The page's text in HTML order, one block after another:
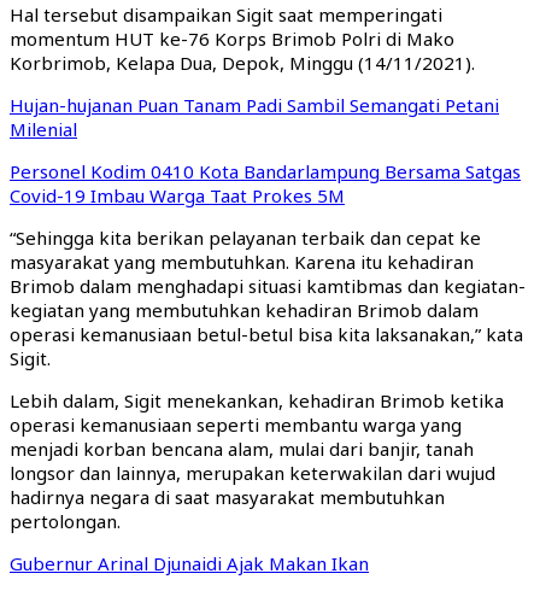
Hal tersebut disampaikan Sigit saat memperingati
momentum HUT ke-76 Korps Brimob Polri di Mako
Korbrimob, Kelapa Dua, Depok, Minggu (14/11/2021).
Hujan-hujanan Puan Tanam Padi Sambil Semangati Petani
Milenial
Personel Kodim 0410 Kota Bandarlampung Bersama Satgas
Covid-19 Imbau Warga Taat Prokes 5M
“Sehingga kita berikan pelayanan terbaik dan cepat ke
masyarakat yang membutuhkan. Karena itu kehadiran
Brimob dalam menghadapi situasi kamtibmas dan kegiatan-
kegiatan yang membutuhkan kehadiran Brimob dalam
operasi kemanusiaan betul-betul bisa kita laksanakan,” kata
Sigit.
Lebih dalam, Sigit menekankan, kehadiran Brimob ketika
operasi kemanusiaan seperti membantu warga yang
menjadi korban bencana alam, mulai dari banjir, tanah
longsor dan lainnya, merupakan keterwakilan dari wujud
hadirnya negara di saat masyarakat membutuhkan
pertolongan.
Gubernur Arinal Djunaidi Ajak Makan Ikan